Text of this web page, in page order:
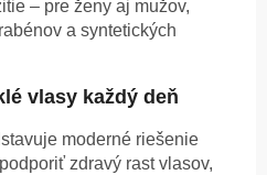
– pre ženy aj mužov,
a syntetických
vlasy každý deň
moderné riešenie
zdravý rast vlasov,